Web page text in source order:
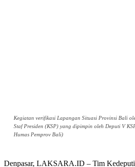
Kegiatan verifikasi Lapangan Situasi Provinsi Bali
Staf Presiden (KSP) yang dipimpin oleh Deputi V
Humas Pemprov Bali)
Denpasar, LAKSARA.ID – Tim